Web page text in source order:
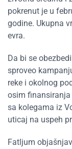
pokrenut je u
godine. Ukupna
evra.
Da bi se
sproveo
reke i okolnog
osim finansiranja
sa kolegama iz
uticaj na uspeh
Fatljum